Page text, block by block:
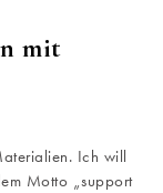
mit
Ich will
Motto „support